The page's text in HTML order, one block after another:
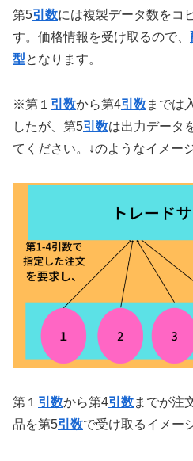
第5引数には複製データ数をコ
す。価格情報を受け取るので、
型となります。
※第１ 引数から第4引数までは
したが、第5引数は出力データ
てください。↓のようなイメー
第１ 引数から第4引数までが注
品を第5引数で受け取るイメー